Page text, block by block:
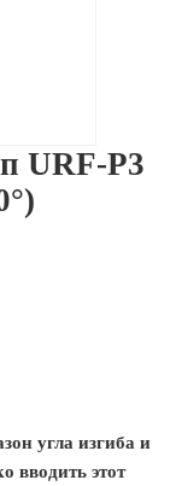
URF-P3
угла изгиба и
вводить этот